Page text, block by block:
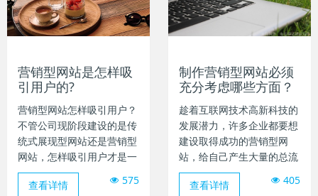
营销型网站是怎样吸
引用户的?
营销型网站怎样吸引用户？
不管公司现阶段建设的是传
统式展现型网站还是营销型
网站，怎样吸引用户才是一
致以来不会改变的话题讨
论。对于传统式展现型网站
575
查看详情
制作营销型网站必须
充分考虑哪些方面？
趁着互联网技术高新科技的
发展潜力，许多企业都要想
建设取得成功的营销型网
站，给自己产生大量的总流
量和用户，但在市场竞争这
般猛烈的互联网销售市场
405
查看详情